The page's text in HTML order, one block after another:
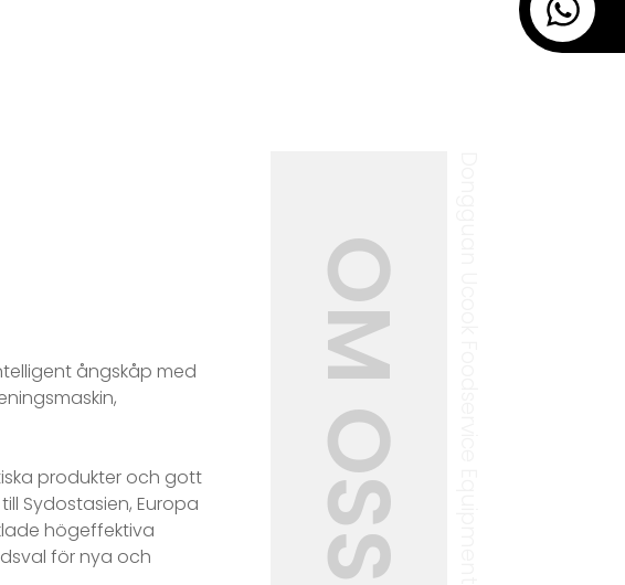
ångskåp med
produkter och gott
Sydostasien, Europa
högeffektiva
för nya och
OM OSS